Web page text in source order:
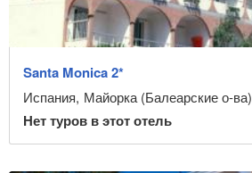
Santa Monica 2*
Испания, Майорка (Балеарские о-ва)
Нет туров в этот отель